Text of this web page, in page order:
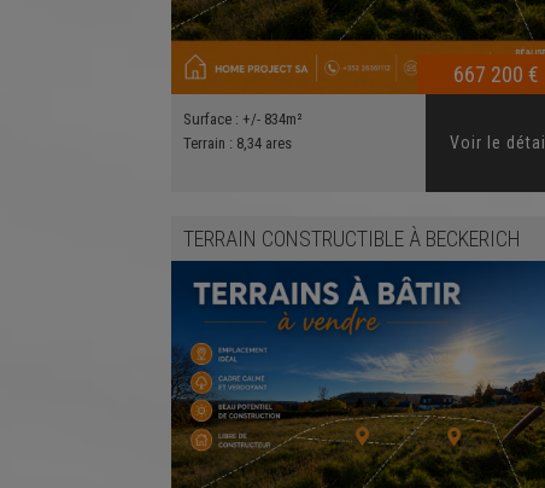
Surface : +/- 834m²
Terrain : 8,34 ares
667 200 €
Voir le détail
TERRAIN CONSTRUCTIBLE À BECKERICH